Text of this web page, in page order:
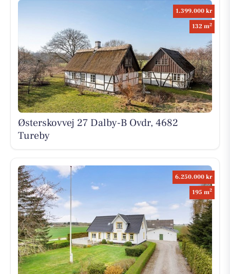
1.399.000 kr
132 m2
Østerskovvej 27 Dalby-B Ovdr, 4682
Tureby
6.250.000 kr
195 m2